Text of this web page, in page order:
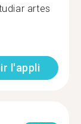
artes
l'appli